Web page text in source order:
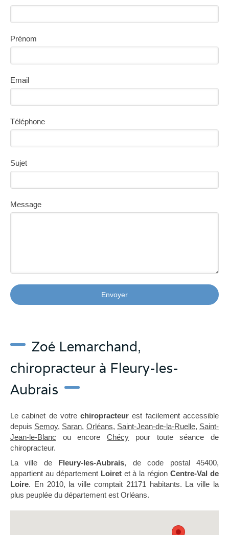
Prénom
Email
Téléphone
Sujet
Message
Envoyer
Zoé Lemarchand,
chiropracteur à Fleury-les-
Aubrais
Le cabinet de votrechiropracteur est facilement accessible
depuis Semoy, Saran, Orléans, Saint-Jean-de-la-Ruelle, Saint-
Jean-le-Blanc ou encoreChécy pour toute séance de
chiropracteur.
La ville de Fleury-les-Aubrais, de code postal 45400,
appartient au département Loiretet à la régionCentre-Val de
Loire. En 2010, la ville comptait 21171 habitants. La ville la
plus peuplée du département est Orléans.